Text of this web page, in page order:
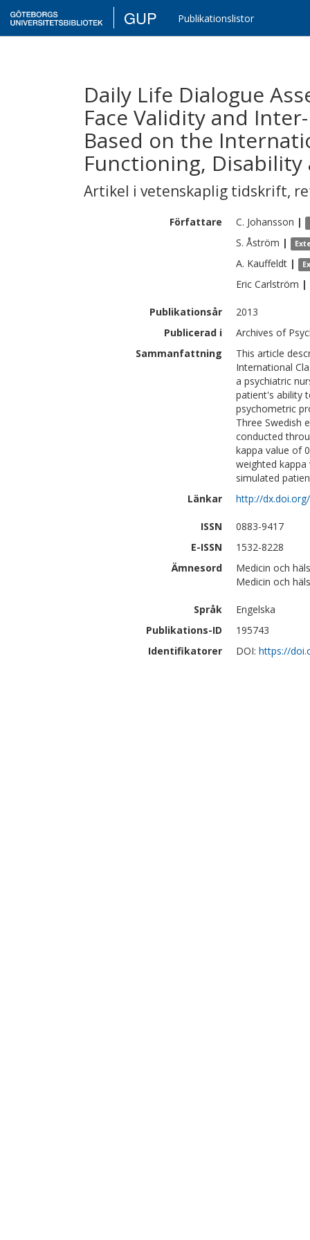
GUP Publikationslistor
Daily Life Dialogue
Face Validity and
Based on the
Functioning, Disability
Artikel i vetenskaplig tidskrift,
Författare C. Johansson |
S. Åström |
A. Kauffeldt |
Eric Carlström |
Publikationsår
2013
Publicerad i
Archives of
Sammanfattning
This article
International
a psychiatric
patient's ability
psychometric
Three Swedish
conducted
kappa value of
weighted kappa
simulated
Länkar
http://
ISSN
0883-9417
E-ISSN
1532-8228
Ämnesord
Medicin och
Medicin och
Språk
Engelska
Publikations-ID
195743
Identifikatorer
DOI: https://